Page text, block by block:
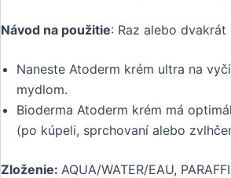
Návod na použitie: Raz alebo
Naneste Atoderm krém ultra na
mydlom.
Bioderma Atoderm krém má
(po kúpeli, sprchovaní alebo
Zloženie: AQUA/WATER/EAU,